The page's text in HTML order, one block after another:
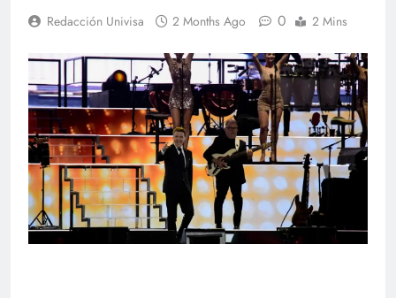
Redacción Univisa 2 Months Ago 0 2 Mins